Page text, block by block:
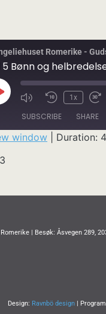
Romerike -
5 Bønn og
1x
SUBSCRIBE SHARE
window Duration:
| Besøk: Åsvegen 289,
Design: Ravnbö design|